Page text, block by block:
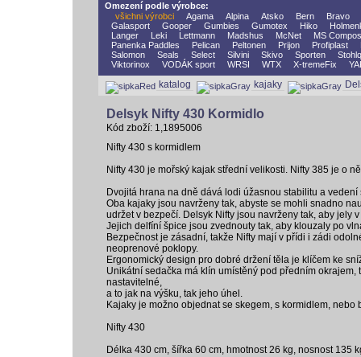
Omezení podle výrobce:
všichni výrobci
Agama Alpina Atsko Bern
Bravo
Galasport
Gooper Gumbies Gumotex Hiko
Langer
Leki Lettmann Madshus McNet
MS
Panenka Paddles
Pelican Peltonen Prijon Profiplast
Salomon
Seals Select Silvini Skivo Sporten
Viktorinox
VODÁK sport WRSI WTX X-tremeFix
katalog kajaky
Delsyk Nifty 430 Kormidlo
Kód zboží: 1,1895006
Nifty 430 s kormidlem
Nifty 430 je mořský kajak střední velikosti. Nifty 385 je o
Dvojitá hrana na dně dává lodi úžasnou stabilitu a vedení
Oba kajaky jsou navrženy tak, abyste se mohli snadno
udržet v bezpečí. Delsyk Nifty jsou navrženy tak, aby jely
Jejich delfíní špice jsou zvednouty tak, aby klouzaly po
Bezpečnost je zásadní, takže Nifty mají v přídi i zádi
neoprenové poklopy.
Ergonomický design pro dobré držení těla je klíčem ke
Unikátní sedačka má klín umístěný pod předním
nastavitelné,
a to jak na výšku, tak jeho úhel.
Kajaky je možno objednat se skegem, s kormidlem, nebo
Nifty 430
Délka 430 cm, šířka 60 cm, hmotnost 26 kg, nosnost